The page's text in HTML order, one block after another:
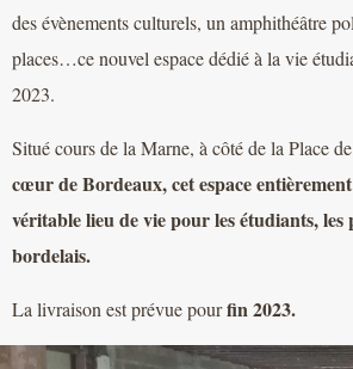
des évènements culturels, un amphithéâtre
places…ce nouvel espace dédié à la vie
2023.
Situé cours de la Marne, à côté de la Place
cœur de Bordeaux, cet espace
véritable lieu de vie pour les étudiants, les
bordelais.
La livraison est prévue pourfin 2023.